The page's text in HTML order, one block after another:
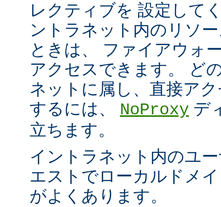
レクティブを 設定して
ントラネット内のリソ
ときは、 ファイアウォ
アクセスできます。 ど
ネットに属し、直接ア
するには、 NoProxy デ
立ちます。
イントラネット内のユ
エストでローカルドメ
がよくあります。